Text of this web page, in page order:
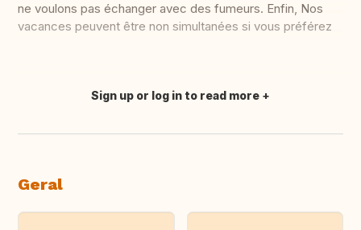
ne voulons pas échanger avec des fumeurs. Enfin, Nos
vacances peuvent être non simultanées si vous préférez
Fazer tradução
Sign up or log in to read more
Geral